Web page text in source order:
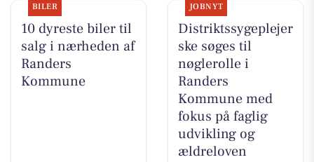
BILER
10 dyreste biler til
salg i nærheden af
Randers
Kommune
JOBNYT
Distriktssygeplejer
ske søges til
nøglerolle i
Randers
Kommune med
fokus på faglig
udvikling og
ældreloven